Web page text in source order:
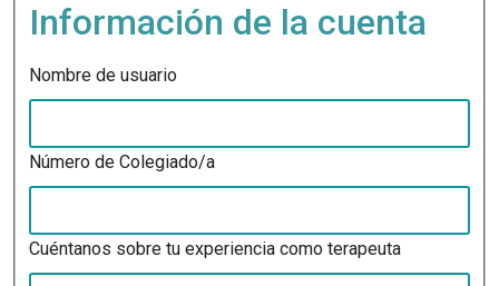
Información de la cuenta
Nombre de usuario
Número de Colegiado/a
Cuéntanos sobre tu experiencia como terapeuta